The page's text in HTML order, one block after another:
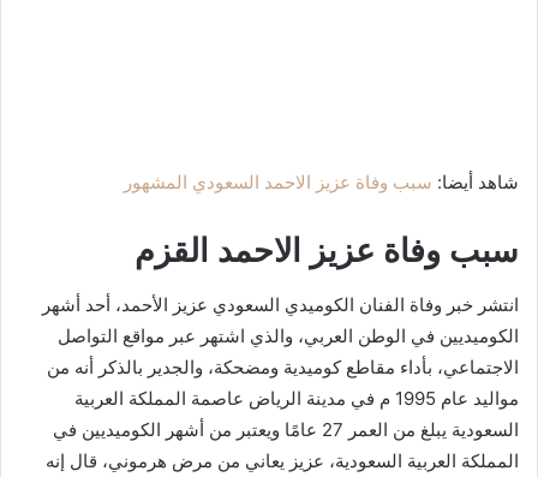
شاهد أيضا: سبب وفاة عزيز الاحمد السعودي المشهور
سبب وفاة عزيز الاحمد القزم
انتشر خبر وفاة الفنان الكوميدي السعودي عزيز الأحمد، أحد أشهر
الكوميديين في الوطن العربي، والذي اشتهر عبر مواقع التواصل
الاجتماعي، بأداء مقاطع كوميدية ومضحكة، والجدير بالذكر أنه من
مواليد عام 1995 م في مدينة الرياض عاصمة المملكة العربية
السعودية يبلغ من العمر 27 عامًا ويعتبر من أشهر الكوميديين في
المملكة العربية السعودية، عزيز يعاني من مرض هرموني، قال إنه